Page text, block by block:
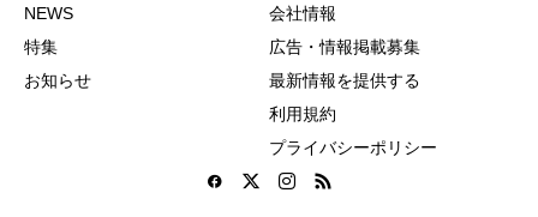
NEWS
特集
お知らせ
会社情報
広告・情報掲載募集
最新情報を提供する
利用規約
プライバシーポリシー